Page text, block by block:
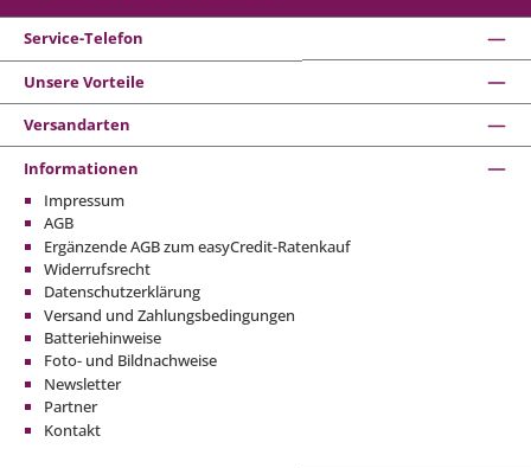
Service-Telefon
Unsere Vorteile
Versandarten
Informationen
Impressum
AGB
Ergänzende AGB zum easyCredit-Ratenkauf
Widerrufsrecht
Datenschutzerklärung
Versand und Zahlungsbedingungen
Batteriehinweise
Foto- und Bildnachweise
Newsletter
Partner
Kontakt